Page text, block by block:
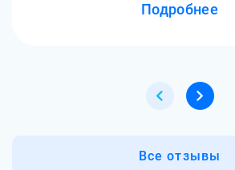
Подробнее
Все отзывы